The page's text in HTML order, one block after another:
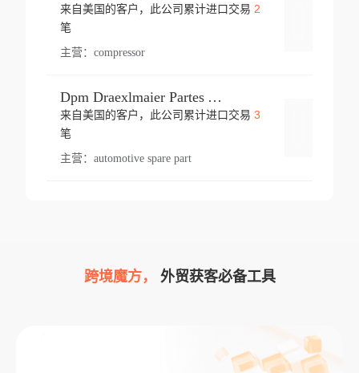
来自美国的客户，此公司累计进口交易 2
笔
主营： compressor
Dpm Draexlmaier Partes Automotrices Corr Ind Huejotzingo
来自美国的客户，此公司累计进口交易 3
笔
主营： automotive spare part
跨境魔方， 外贸获客必备工具